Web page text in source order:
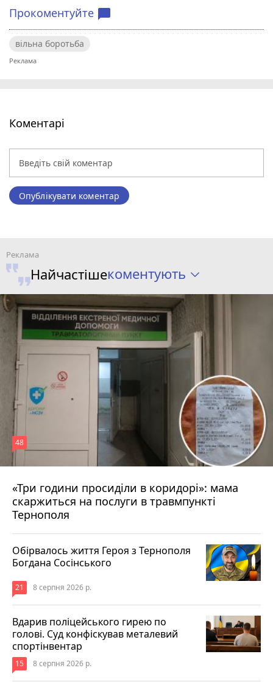
Прокоментуйте chat_bubble
вільна боротьба
Коментарі
Опублікувати коментар
Найчастішекоментують
«Три години просиділи в коридорі»: мама
скаржиться на послуги в травмпункті
Тернополя
48
8 серпня 2026 р.
Обірвалось життя Героя з Тернополя
Богдана Сосінського
21 8 серпня 2026 р.
Вдарив поліцейського гирею по
голові. Суд конфіскував металевий
спортінвентар
15 8 серпня 2026 р.